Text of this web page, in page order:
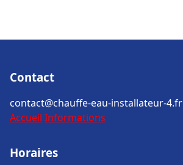
Contact
contact@chauffe-eau-installateur-4.fr
Accueil Informations
Horaires